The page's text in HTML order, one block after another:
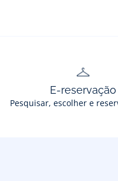
E-reservação
Pesquisar, escolher e